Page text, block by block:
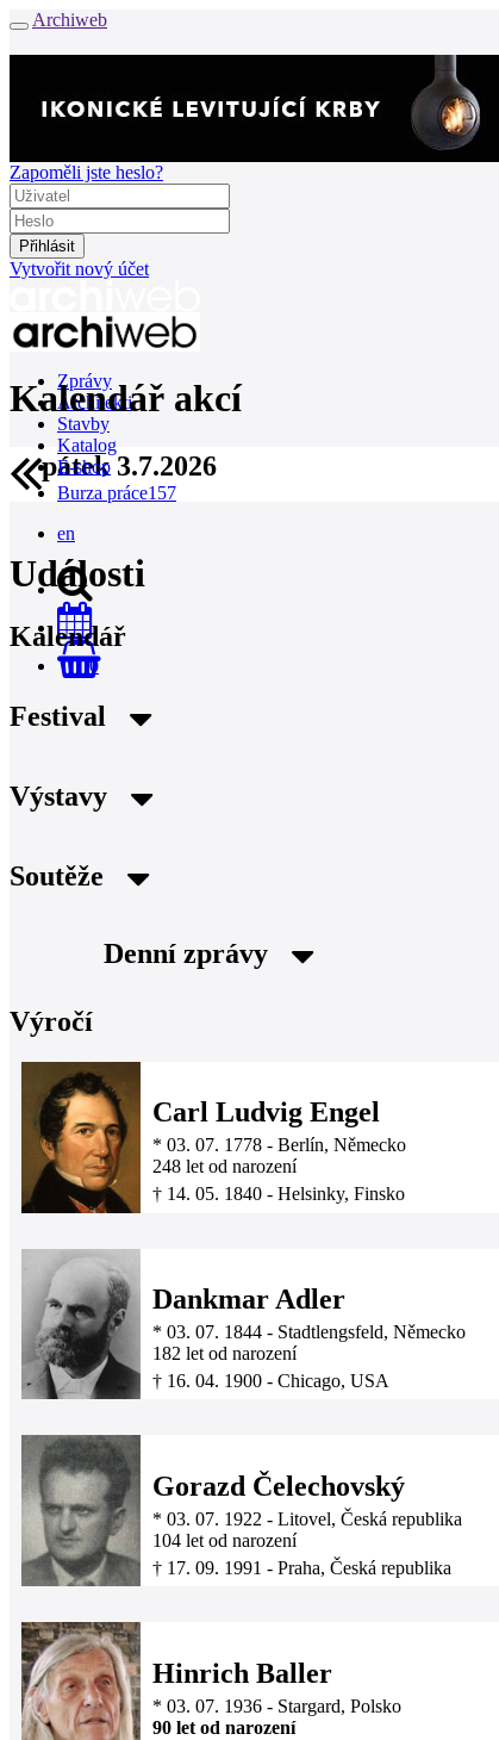
Archiweb
Zapoměli jste heslo?
Vytvořit nový účet
Zprávy
Architekti
Stavby
Katalog
E-shop
Burza práce157
en
0
Kalendář akcí
pátek 3.7.2026
Události
Kalendář
Festival
Výstavy
Soutěže
Denní zprávy
Výročí
Carl Ludvig Engel
* 03. 07. 1778 - Berlín, Německo
248 let od narození
† 14. 05. 1840 - Helsinky, Finsko
Dankmar Adler
* 03. 07. 1844 - Stadtlengsfeld, Německo
182 let od narození
† 16. 04. 1900 - Chicago, USA
Gorazd Čelechovský
* 03. 07. 1922 - Litovel, Česká republika
104 let od narození
† 17. 09. 1991 - Praha, Česká republika
Hinrich Baller
* 03. 07. 1936 - Stargard, Polsko
90 let od narození